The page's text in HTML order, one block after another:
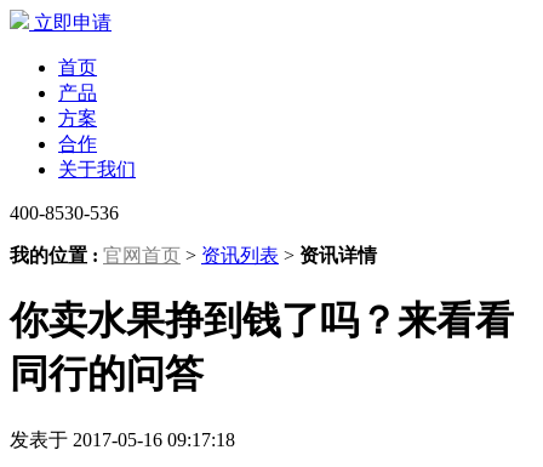
立即申请
首页
产品
方案
合作
关于我们
400-8530-536
我的位置 : 官网首页 > 资讯列表 > 资讯详情
你卖水果挣到钱了吗？来看看
同行的问答
发表于 2017-05-16 09:17:18